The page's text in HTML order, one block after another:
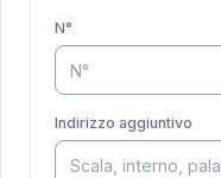
N°
Indirizzo aggiuntivo